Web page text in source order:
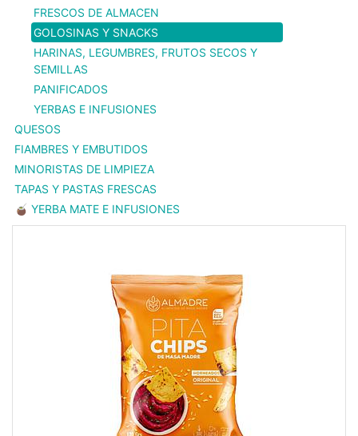
FRESCOS DE ALMACEN
GOLOSINAS Y SNACKS
HARINAS, LEGUMBRES, FRUTOS SECOS Y
SEMILLAS
PANIFICADOS
YERBAS E INFUSIONES
QUESOS
FIAMBRES Y EMBUTIDOS
MINORISTAS DE LIMPIEZA
TAPAS Y PASTAS FRESCAS
🧉 YERBA MATE E INFUSIONES